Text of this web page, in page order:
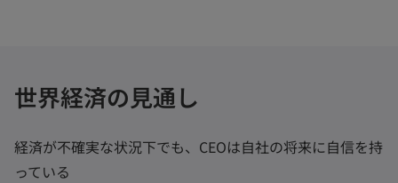
世界経済の見通し
経済が不確実な状況下でも、CEOは自社の将来に自信を持
っている